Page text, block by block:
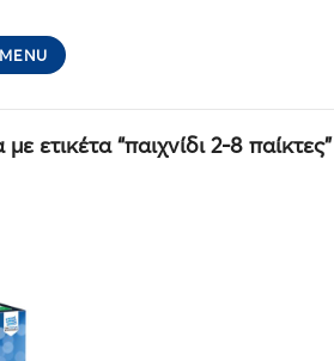
MENU
ετικέτα “παιχνίδι 2-8 παίκτες”